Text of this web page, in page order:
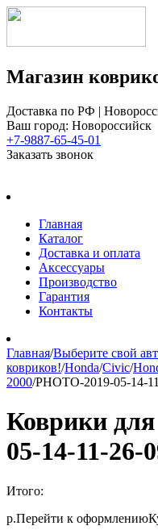
Магазин
Доставка по РФ |
Ваш город: Новороссийск
+7-9887-65-45-01
Заказать звонок
Главная
Каталог
Доставка и оплата
Аксессуары
Производство
Гарантия
Контакты
Главная/Выберите свой
ковриков!/Honda/Civic/
2000/PHOTO-2019-05-14-
Коврики
05-14-11-26-
Итого:
р.Перейти к оформлению